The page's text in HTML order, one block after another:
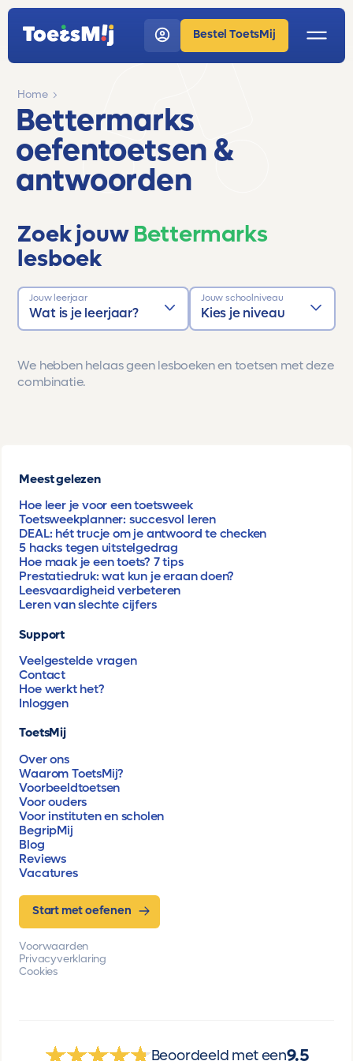
Bestel ToetsMij
Home
Bettermarks
oefentoetsen &
antwoorden
Zoek jouwBettermarks
lesboek
Jouw leerjaar
Wat is je leerjaar?
Jouw schoolniveau
Kies je niveau
We hebben helaas geen lesboeken en toetsen met deze
combinatie.
Meest gelezen
Hoe leer je voor een toetsweek
Toetsweekplanner: succesvol leren
DEAL: hét trucje om je antwoord te checken
5 hacks tegen uitstelgedrag
Hoe maak je een toets? 7 tips
Prestatiedruk: wat kun je eraan doen?
Leesvaardigheid verbeteren
Leren van slechte cijfers
Support
Veelgestelde vragen
Contact
Hoe werkt het?
Inloggen
ToetsMij
Over ons
Waarom ToetsMij?
Voorbeeldtoetsen
Voor ouders
Voor instituten en scholen
BegripMij
Blog
Reviews
Vacatures
Start met oefenen
Voorwaarden
Privacyverklaring
Cookies
Beoordeeld met een9.5